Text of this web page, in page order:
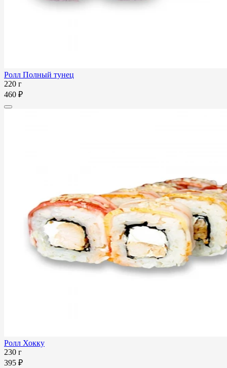
Ролл Полный тунец
220 г
460 ₽
Ролл Хокку
230 г
395 ₽